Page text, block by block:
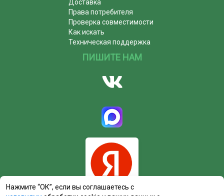
Доставка
Права потребителя
Проверка совместимости
Как искать
Техническая поддержка
ПИШИТЕ НАМ
Нажмите “ОК”, если вы соглашаетесь с